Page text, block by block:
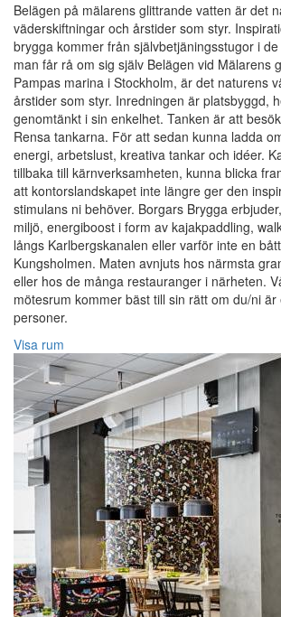
Belägen på mälarens glittrande vatten är det
väderskiftningar och årstider som styr.
brygga kommer från självbetjäningsstugor i
man får rå om sig själv Belägen vid Mälarens
Pampas marina i Stockholm, är det naturens
årstider som styr. Inredningen är platsbyggd,
genomtänkt i sin enkelhet. Tanken är att
Rensa tankarna. För att sedan kunna ladda
energi, arbetslust, kreativa tankar och idéer.
tillbaka till kärnverksamheten, kunna blicka
att kontorslandskapet inte längre ger den
stimulans ni behöver. Borgars Brygga
miljö, energiboost i form av kajakpaddling,
långs Karlbergskanalen eller varför inte en
Kungsholmen. Maten avnjuts hos närmsta
eller hos de många restauranger i närheten.
mötesrum kommer bäst till sin rätt om du/ni
personer.
Visa rum